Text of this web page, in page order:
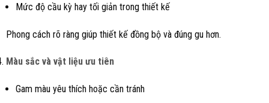
Mức độ cầu kỳ hay tối giản trong thiết kế
Phong cách rõ ràng giúp thiết kế đồng bộ và đúng gu hơn.
Màu sắc và vật liệu ưu tiên
Gam màu yêu thích hoặc cần tránh